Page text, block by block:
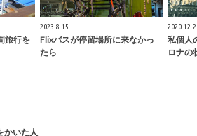
旅行を
2023.8.15
Flixバスが停留場所に来なかっ
たら
私個人
ロナの
かいた人